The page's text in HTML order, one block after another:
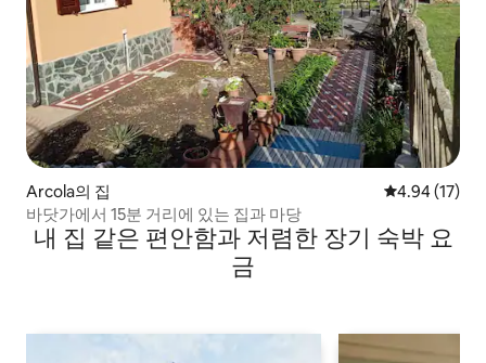
Arcola의 집 평점 4.94점
4.94 (17)
바닷가에서 15분 거리에 있는 집과 마당
내 집 같은 편안함과 저렴한 장기 숙박 요
금